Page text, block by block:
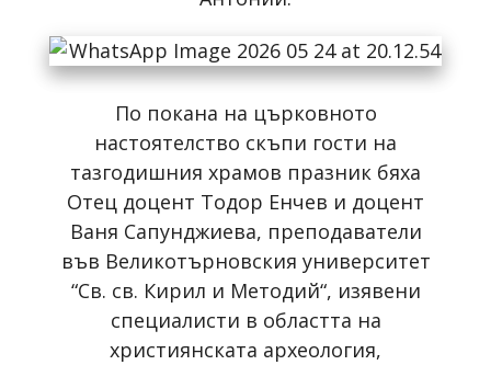
По покана на църковното
настоятелство скъпи гости на
тазгодишния храмов празник бяха
Отец доцент Тодор Енчев и доцент
Ваня Сапунджиева, преподаватели
във Великотърновския университет
“Св. св. Кирил и Методий“, изявени
специалисти в областта на
християнската археология,